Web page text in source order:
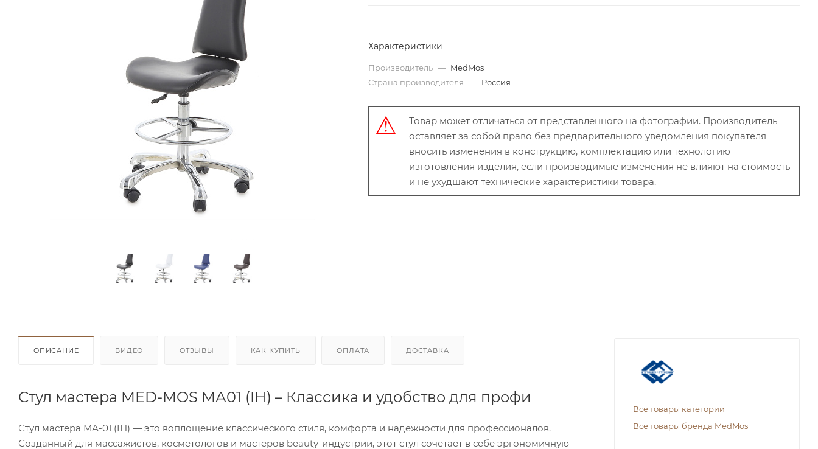
Характеристики
Производитель — MedMos
Страна производителя — Россия
Товар может отличаться от представленного на фотографии. Производитель
оставляет за собой право без предварительного уведомления покупателя
вносить изменения в конструкцию, комплектацию или технологию
изготовления изделия, если производимые изменения не влияют на стоимость
и не ухудшают технические характеристики товара.
ОПИСАНИЕ ВИДЕО ОТЗЫВЫ КАК КУПИТЬ ОПЛАТА ДОСТАВКА
Стул мастера MED-MOS МА01 (IH) – Классика и удобство для профи
Стул мастера МА-01 (IH) — это воплощение классического стиля, комфорта и надежности для профессионалов.
Созданный для массажистов, косметологов и мастеров beauty-индустрии, этот стул сочетает в себе эргономичную
Все товары категории
Все товары бренда MedMos